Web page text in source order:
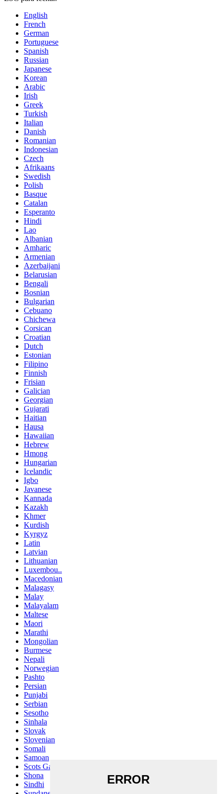
English
French
German
Portuguese
Spanish
Russian
Japanese
Korean
Arabic
Irish
Greek
Turkish
Italian
Danish
Romanian
Indonesian
Czech
Afrikaans
Swedish
Polish
Basque
Catalan
Esperanto
Hindi
Lao
Albanian
Amharic
Armenian
Azerbaijani
Belarusian
Bengali
Bosnian
Bulgarian
Cebuano
Chichewa
Corsican
Croatian
Dutch
Estonian
Filipino
Finnish
Frisian
Galician
Georgian
Gujarati
Haitian
Hausa
Hawaiian
Hebrew
Hmong
Hungarian
Icelandic
Igbo
Javanese
Kannada
Kazakh
Khmer
Kurdish
Kyrgyz
Latin
Latvian
Lithuanian
Luxembou..
Macedonian
Malagasy
Malay
Malayalam
Maltese
Maori
Marathi
Mongolian
Burmese
Nepali
Norwegian
Pashto
Persian
Punjabi
Serbian
Sesotho
Sinhala
Slovak
Slovenian
Somali
Samoan
Scots Gaelic
Shona
Sindhi